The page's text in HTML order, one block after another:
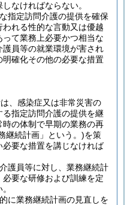
なければならない。
指定訪問介護の提供を確保
れる性的な言動又は優越
て業務上必要かつ相当な
員等の就業環境が害され
確化その他の必要な措置
、感染症又は非常災害の
指定訪問介護の提供を継
の体制で早期の業務の再
継続計画」という。)を策
要な措置を講じなければ
護員等に対し、業務継続計
要な研修および訓練を定
に業務継続計画の見直しを